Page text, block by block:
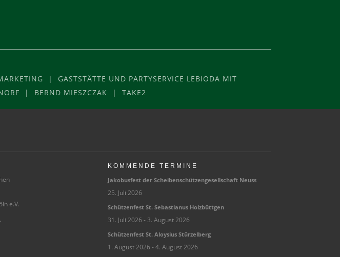
| GASTSTÄTTE UND PARTYSERVICE LEBIODA MIT
NORF | BERND MIESZCZAK | TAKE2
e.V.
KOMMENDE TERMINE
Jako­bus­fest der Schei­ben­schüt­zen­ge­sell­schaft Neuss
25. Juli 2026
Schüt­zen­fest St. Sebas­tia­nus Holzbüttgen
31. Juli 2026 - 3. August 2026
Schüt­zen­fest St. Aloy­sius Stürzelberg
1. August 2026 - 4. August 2026